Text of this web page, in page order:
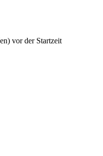
vor der Startzeit